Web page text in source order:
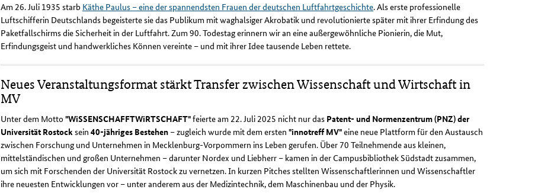
Am 26. Juli 1935 starb Käthe Paulus – eine der spannendsten Frauen der deutschen Luftfahrtgeschichte. Als erste professionelle
Luftschifferin Deutschlands begeisterte sie das Publikum mit waghalsiger Akrobatik und revolutionierte später mit ihrer Erfindung des
Paketfallschirms die Sicherheit in der Luftfahrt. Zum 90. Todestag erinnern wir an eine außergewöhnliche Pionierin, die Mut,
Erfindungsgeist und handwerkliches Können vereinte – und mit ihrer Idee tausende Leben rettete.
Neues Veranstaltungsformat stärkt Transfer zwischen Wissenschaft und Wirtschaft in
MV
Unter dem Motto"WiSSENSCHAFFTWiRTSCHAFT"feierte am 22. Juli 2025 nicht nur das Patent- und Normenzentrum (PNZ) der
Universität Rostocksein 40-jähriges Bestehen – zugleich wurde mit dem ersten "innotreff MV"eine neue Plattform für den Austausch
zwischen Forschung und Unternehmen in Mecklenburg-Vorpommern ins Leben gerufen. Über 70 Teilnehmende aus kleinen,
mittelständischen und großen Unternehmen – darunter Nordex und Liebherr – kamen in der Campusbibliothek Südstadt zusammen,
um sich mit Forschenden der Universität Rostock zu vernetzen. In kurzen Pitches stellten Wissenschaftlerinnen und Wissenschaftler
ihre neuesten Entwicklungen vor – unter anderem aus der Medizintechnik, dem Maschinenbau und der Physik.